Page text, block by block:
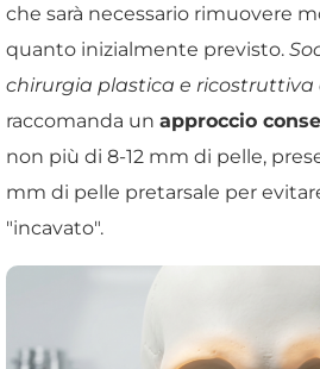
che sarà necessario rimuovere
quanto inizialmente previsto.
chirurgia plastica e
raccomanda un approccio
non più di 8-12 mm di pelle,
mm di pelle pretarsale per
"incavato".